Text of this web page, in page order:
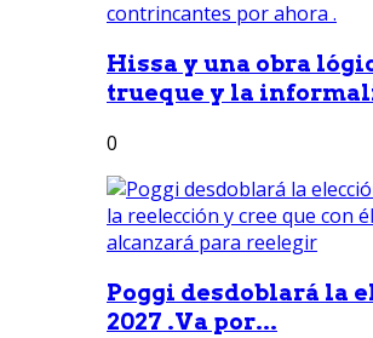
Hissa y una obra
trueque y la
0
Poggi desdoblará la
2027 .Va por...